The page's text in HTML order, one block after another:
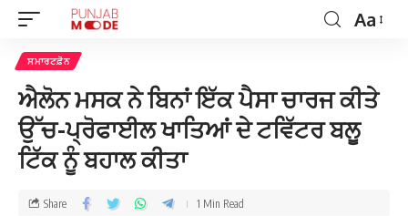
Aa
ਸਮਾਰਟਫ਼ੋਨ
ਐਲੋਨ ਮਸਕ ਨੇ ਬਿਨਾਂ ਇੱਕ ਪੈਸਾ ਚਾਰਜ ਕੀਤੇ
ਉੱਚ-ਪ੍ਰੋਫਾਈਲ ਖਾਤਿਆਂ ਦੇ ਟਵਿੱਟਰ ਬਲੂ
ਟਿੱਕ ਨੂੰ ਬਹਾਲ ਕੀਤਾ
Share 1 Min Read